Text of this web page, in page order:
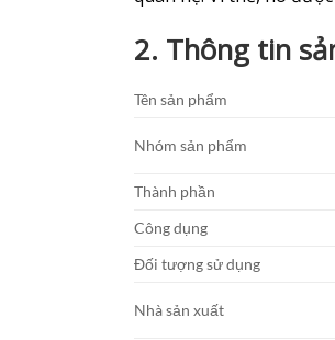
2. Thông tin
Tên sản phẩm
Nhóm sản phẩm
Thành phần
Công dụng
Đối tượng sử dụng
Nhà sản xuất